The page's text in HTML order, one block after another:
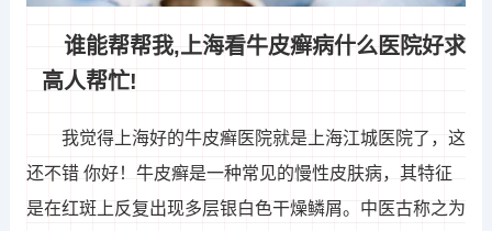
谁能帮帮我,上海看牛皮癣病什么医院好求
高人帮忙!
我觉得上海好的牛皮癣医院就是上海江城医院了，这
还不错 你好！牛皮癣是一种常见的慢性皮肤病，其特征
是在红斑上反复出现多层银白色干燥鳞屑。中医古称之为